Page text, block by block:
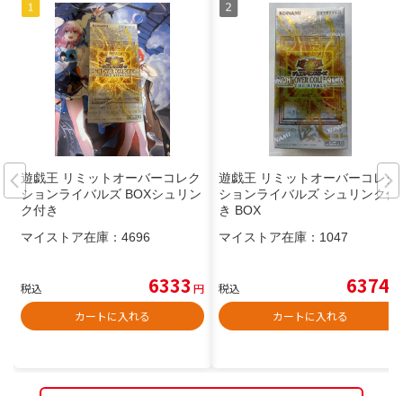
遊戯王 リミットオーバーコレク
ションライバルズ BOXシュリン
ク付き
マイストア在庫： 4696
税込 6333 円
カートに入れる
遊戯王 リミットオーバーコレク
ションライバルズ シュリンク付
き BOX
マイストア在庫： 1047
税込 6374
カートに入れる